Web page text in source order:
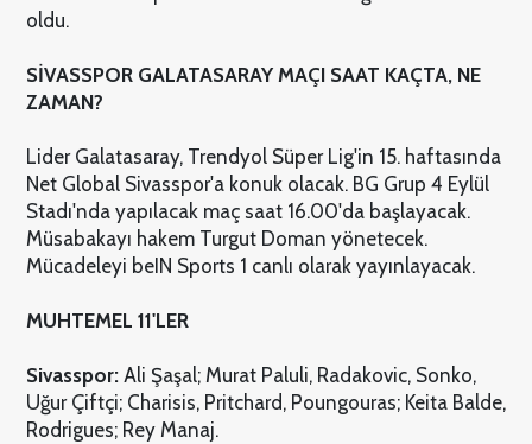
oldu.
SİVASSPOR GALATASARAY MAÇI SAAT KAÇTA, NE
ZAMAN?
Lider Galatasaray, Trendyol Süper Lig'in 15. haftasında
Net Global Sivasspor'a konuk olacak. BG Grup 4 Eylül
Stadı'nda yapılacak maç saat 16.00'da başlayacak.
Müsabakayı hakem Turgut Doman yönetecek.
Mücadeleyi beIN Sports 1 canlı olarak yayınlayacak.
MUHTEMEL 11'LER
Sivasspor:Ali Şaşal; Murat Paluli, Radakovic, Sonko,
Uğur Çiftçi; Charisis, Pritchard, Poungouras; Keita Balde,
Rodrigues; Rey Manaj.